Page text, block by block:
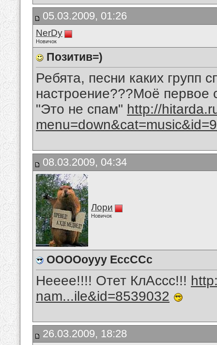
05.03.2009, 01:26
NerDy
Новичок
Позитив=)
Ребята, песни каких групп
настроение???Моё первое
"Это не спам" http://
menu=down&cat=music&id=9
08.03.2009, 04:34
Лори
Новичок
ООООоууу ЕссССс
Нееее!!!! Отет КлАссс!!!
nam...ile&id=8539032
26.03.2009, 18:28